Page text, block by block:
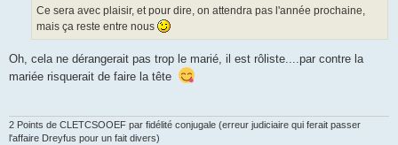
Ce sera avec plaisir, et pour dire, on attendra pas l'année prochaine,
mais ça reste entre nous
Oh, cela ne dérangerait pas trop le marié, il est rôliste....par contre la
mariée risquerait de faire la tête
2 Points de CLETCSOOEF par fidélité conjugale (erreur judiciaire qui ferait passer
l'affaire Dreyfus pour un fait divers)